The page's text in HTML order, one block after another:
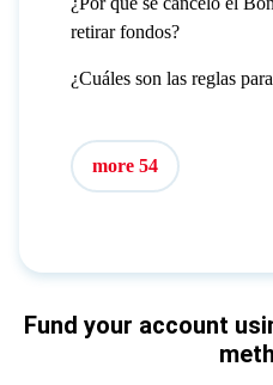
retirar fondos?
¿Cuáles son las reglas
more 54
Fund your account